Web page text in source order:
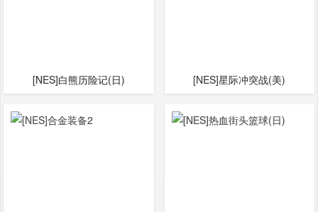
[NES]白熊历险记(日) [NES]星际冲突战(美)